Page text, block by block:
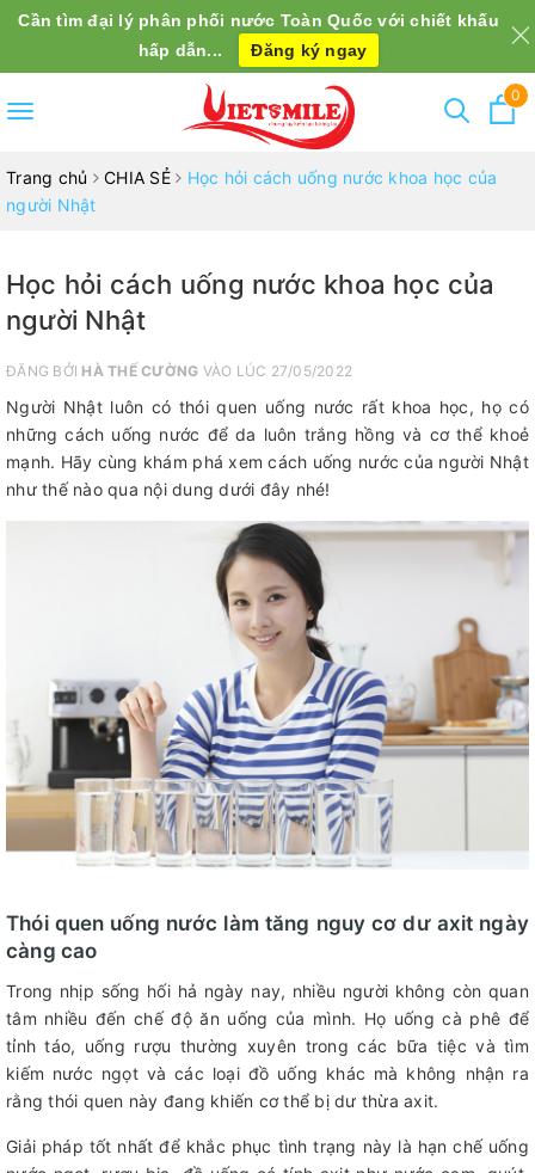
Toggle
0
Trang chủ CHIA SẺ
Học hỏi cách uống nước khoa học của
người Nhật
Học hỏi cách uống nước khoa học của
người Nhật
ĐĂNG BỞI HÀ THẾ CƯỜNG VÀO LÚC 27/05/2022
Người Nhật luôn có thói quen uống nước rất khoa học, họ có
những cách uống nước để da luôn trắng hồng và cơ thể khoẻ
mạnh. Hãy cùng khám phá xem cách uống nước của người Nhật
như thế nào qua nội dung dưới đây nhé!
Thói quen uống nước làm tăng nguy cơ dư axit ngày
càng cao
Trong nhịp sống hối hả ngày nay, nhiều người không còn quan
tâm nhiều đến chế độ ăn uống của mình. Họ uống cà phê để
tỉnh táo, uống rượu thường xuyên trong các bữa tiệc và tìm
kiếm nước ngọt và các loại đồ uống khác mà không nhận ra
rằng thói quen này đang khiến cơ thể bị dư thừa axit.
Giải pháp tốt nhất để khắc phục tình trạng này là hạn chế uống
Cần tìm đại lý phân phối nước Toàn Quốc với chiết khấu
hấp dẫn...
Đăng ký ngay